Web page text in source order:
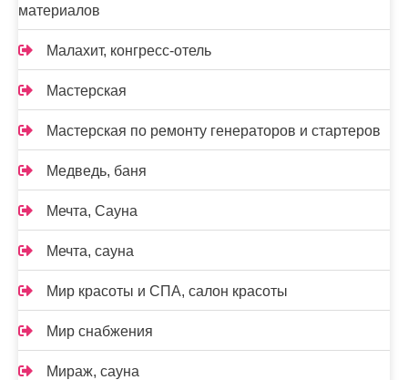
материалов
Малахит, конгресс-отель
Мастерская
Мастерская по ремонту генераторов и стартеров
Медведь, баня
Мечта, Сауна
Мечта, сауна
Мир красоты и СПА, салон красоты
Мир снабжения
Мираж, сауна